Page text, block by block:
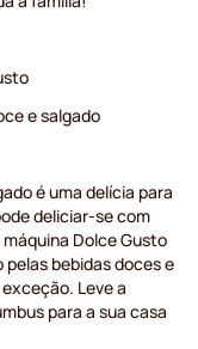
e salgado
é uma delícia para
deliciar-se com
Dolce Gusto
pelas bebidas doces e
Leve a
para a sua casa